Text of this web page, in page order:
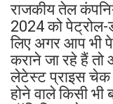
राजकीय तेल
2024 को
लिए अगर आप भी
कराने जा रहे हैं
लेटेस्ट प्राइस
होने वाले किसी